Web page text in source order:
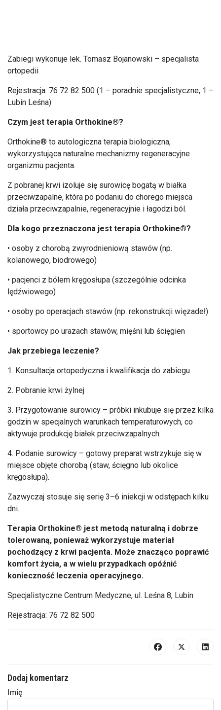
Zabiegi wykonuje lek. Tomasz Bojanowski – specjalista
ortopedii
Rejestracja: 76 72 82 500 (1 – poradnie specjalistyczne, 1 –
Lubin Leśna)
Czym jest terapia Orthokine®?
Orthokine® to autologiczna terapia biologiczna,
wykorzystująca naturalne mechanizmy regeneracyjne
organizmu pacjenta.
Z pobranej krwi izoluje się surowicę bogatą w białka
przeciwzapalne, która po podaniu do chorego miejsca
działa przeciwzapalnie, regeneracyjnie i łagodzi ból.
Dla kogo przeznaczona jest terapia Orthokine®?
• osoby z chorobą zwyrodnieniową stawów (np.
kolanowego, biodrowego)
• pacjenci z bólem kręgosłupa (szczególnie odcinka
lędźwiowego)
• osoby po operacjach stawów (np. rekonstrukcji więzadeł)
• sportowcy po urazach stawów, mięśni lub ścięgien
Jak przebiega leczenie?
1. Konsultacja ortopedyczna i kwalifikacja do zabiegu
2. Pobranie krwi żylnej
3. Przygotowanie surowicy – próbki inkubuje się przez kilka
godzin w specjalnych warunkach temperaturowych, co
aktywuje produkcję białek przeciwzapalnych.
4. Podanie surowicy – gotowy preparat wstrzykuje się w
miejsce objęte chorobą (staw, ścięgno lub okolice
kręgosłupa).
Zazwyczaj stosuje się serię 3–6 iniekcji w odstępach kilku
dni.
Terapia Orthokine® jest metodą naturalną i dobrze
tolerowaną, ponieważ wykorzystuje materiał
pochodzący z krwi pacjenta. Może znacząco poprawić
komfort życia, a w wielu przypadkach opóźnić
konieczność leczenia operacyjnego.
Specjalistyczne Centrum Medyczne, ul. Leśna 8, Lubin
Rejestracja: 76 72 82 500
Dodaj komentarz
Imię